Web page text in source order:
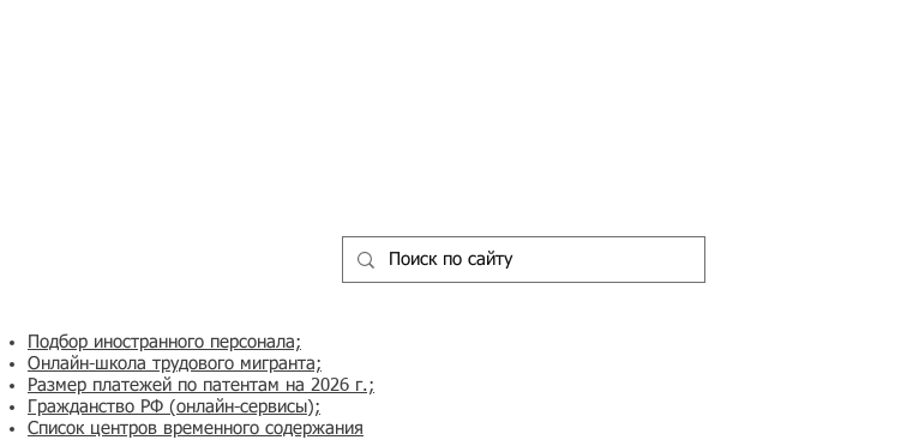
Подбор иностранного персонала;
Онлайн-школа трудового мигранта;
Размер платежей по патентам на 2026 г.;
Гражданство РФ (онлайн-сервисы);
Список центров временного содержания